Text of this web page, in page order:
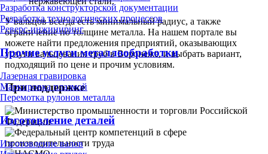
Разработка конструкторской документации
Разработка технологических процессов
Реверс-инжиниринг
Прочие услуги металлообработки
Лазерная гравировка
Маркировка плазмой
Перемотка рулонов металла
Изготовление деталей
Изготовление валов
У вальцов всегда есть минимальный радиус, а также
ограничение по толщине металла. На нашем портале вы
можете найти предложения предприятий, оказывающих
услуги вальцевания труб в Воронеже, и выбрать вариант,
подходящий по цене и прочим условиям.
При поддержке